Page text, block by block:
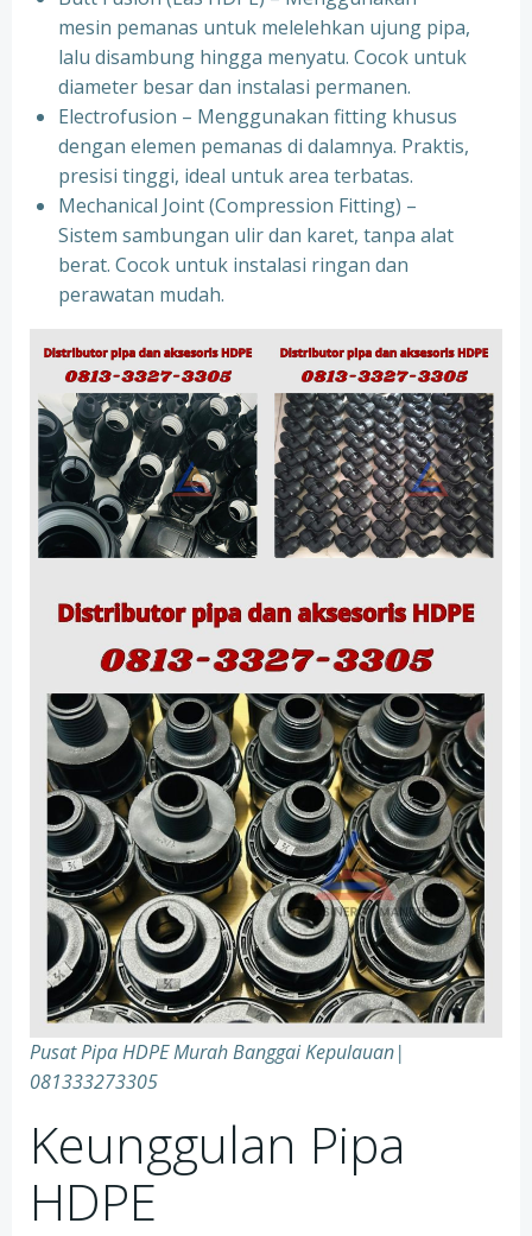
mesin pemanas untuk melelehkan ujung pipa,
lalu disambung hingga menyatu. Cocok untuk
diameter besar dan instalasi permanen.
Electrofusion – Menggunakan fitting khusus
dengan elemen pemanas di dalamnya. Praktis,
presisi tinggi, ideal untuk area terbatas.
Mechanical Joint (Compression Fitting) –
Sistem sambungan ulir dan karet, tanpa alat
berat. Cocok untuk instalasi ringan dan
perawatan mudah.
Pusat Pipa HDPE Murah Banggai Kepulauan|
081333273305
Keunggulan Pipa
HDPE